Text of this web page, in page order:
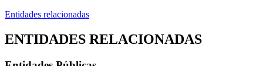
Entidades relacionadas
ENTIDADES RELACIONADAS